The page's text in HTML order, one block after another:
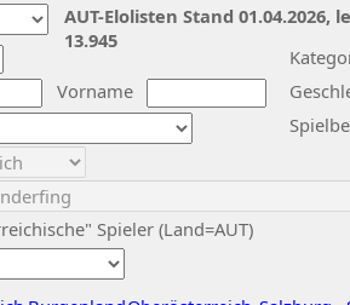
Vorname
Spieler (Land=AUT)
AUT-Elolisten Stand
13.945